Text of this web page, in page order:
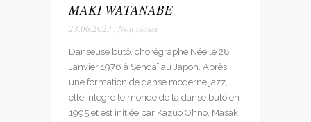
MAKI WATANABE
23.06.2023 , Non classé
Danseuse butô, chorégraphe Née le 28
Janvier 1976 à Sendaï au Japon. Après
une formation de danse moderne jazz,
elle intègre le monde de la danse butô en
1995 et est initiée par Kazuo Ohno, Masaki